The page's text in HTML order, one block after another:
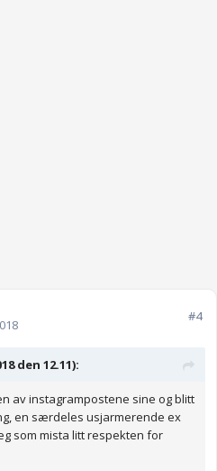
#4
den 12.11):
av instagrampostene sine og blitt
en særdeles usjarmerende ex
som mista litt respekten for